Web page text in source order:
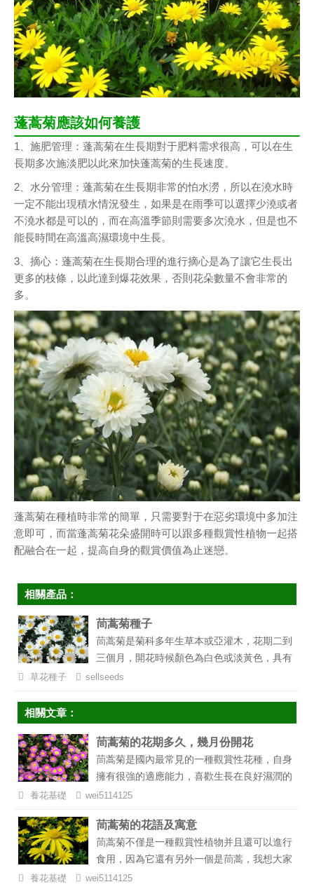
蓬蒿菊應該如何養護
1、施肥管理：蓬蒿菊在生長期對于肥料需求很高，可以在生
長期多次施淡肥以此來加快蓬蒿菊的生長速度。
2、水分管理：蓬蒿菊在生長期非常的怕水澇，所以在澆水時
一定不能出現積水情況發生，如果是在雨季可以選擇少澆或者
不澆水都是可以的，而在高溫季節則需要多次澆水，但是也不
能長時間在高溫高濕環境中生長。
3、摘心：蓬蒿菊在生長期合理的進行摘心是為了讓它生長出
更多的枝條，以此達到爆花效果，否則花朵數量不會非常的
多。
蓬蒿菊在種植時非常的簡單，只需要對于在惡劣環境中多加注
意即可，而當蓬蒿菊花朵盛開時可以跟多種觀賞性植物一起搭
配融合在一起，提高自身的觀賞價值為止迷戀。
相關產品：
茼蒿菊種子
茼蒿菊是菊科多年生草本或亞灌木，花期二到
三個月，開花時候顏色為白色或淡黃色，具有
很強觀賞價值，適合生長在通風性能好的濕潤
草花種子 sellseeds
相關文章：
茼蒿菊的花期多久，幾月份開花
茼蒿菊是國內最常見的一種觀賞性花種，自身
擁有很強的適應能力，喜歡生長在良好濕潤的
環境中，在花朵盛開時花朵常為白色、黃色以
茼蒿菊的花期多久，幾月開花？...
養花基礎 wei5114125
茼蒿菊的花語及寓意
茼蒿菊不僅是一種觀賞性植物并且還可以進行
食用，因為它還有另外一個是茼蒿，我想大家
在平時會經常吃，因為茼蒿具有很高的營養價
養花基礎 wei5114125